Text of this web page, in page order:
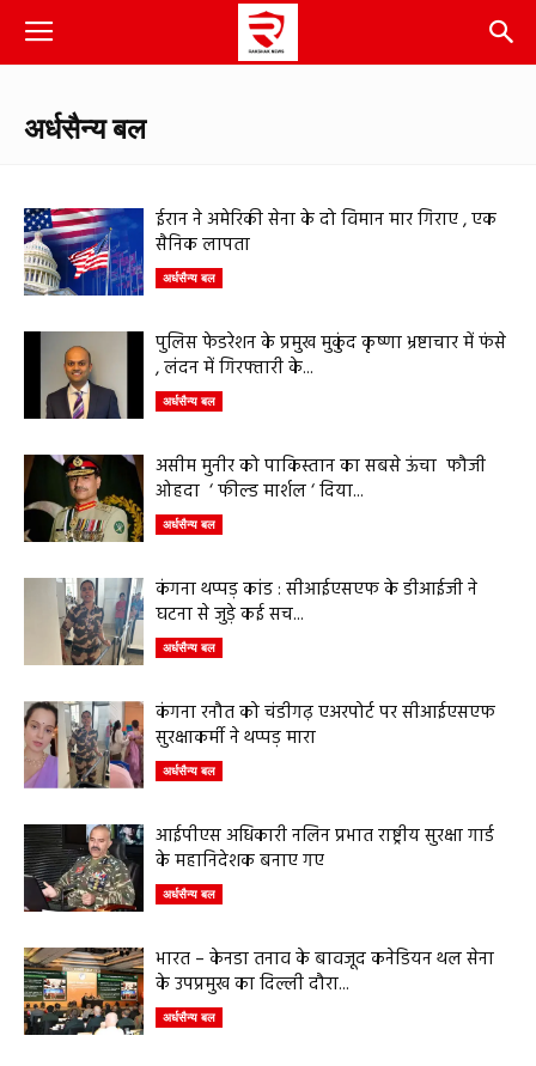
अर्धसैन्य बल
ईरान ने अमेरिकी सेना के दो विमान मार गिराए , एक
सैनिक लापता
अर्धसैन्य बल
पुलिस फेडरेशन के प्रमुख मुकुंद कृष्णा भ्रष्टाचार में फंसे
, लंदन में गिरफ्तारी के...
अर्धसैन्य बल
असीम मुनीर को पाकिस्तान का सबसे ऊंचा फौजी
ओहदा ‘ फील्ड मार्शल ‘ दिया...
अर्धसैन्य बल
कंगना थप्पड़ कांड : सीआईएसएफ के डीआईजी ने
घटना से जुड़े कई सच...
अर्धसैन्य बल
कंगना रनौत को चंडीगढ़ एअरपोर्ट पर सीआईएसएफ
सुरक्षाकर्मी ने थप्पड़ मारा
अर्धसैन्य बल
आईपीएस अधिकारी नलिन प्रभात राष्ट्रीय सुरक्षा गार्ड
के महानिदेशक बनाए गए
अर्धसैन्य बल
भारत – केनडा तनाव के बावजूद कनेडियन थल सेना
के उपप्रमुख का दिल्ली दौरा...
अर्धसैन्य बल